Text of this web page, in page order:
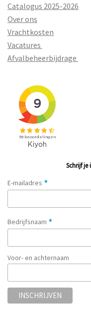
Catalogus 2025-2026
Over ons
Vrachtkosten
Vacatures
Afvalbeheerbijdrage
Schrijf je
E-mailadres *
Bedrijfsnaam *
Voor- en achternaam